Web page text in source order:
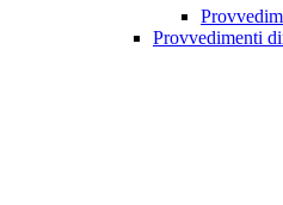
Provvedimenti